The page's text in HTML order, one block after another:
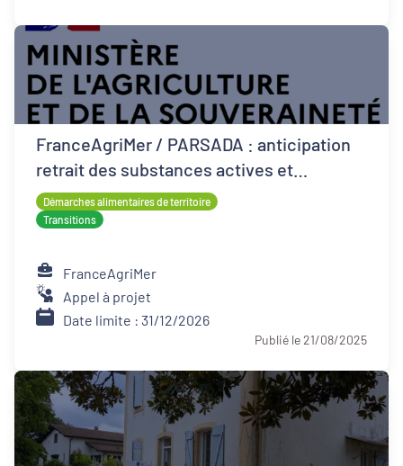
FranceAgriMer / PARSADA : anticipation
retrait des substances actives et
techniques alternatives pour les cultures
Démarches alimentaires de territoire
Transitions
FranceAgriMer
Appel à projet
Date limite : 31/12/2026
Publié le 21/08/2025